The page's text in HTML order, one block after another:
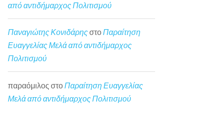
από αντιδήμαρχος Πολιτισμού
Παναγιώτης ΚονιδάρηςστοΠαραίτηση
Ευαγγελίας Μελά από αντιδήμαρχος
Πολιτισμού
παραόμιλος στο Παραίτηση Ευαγγελίας
Μελά από αντιδήμαρχος Πολιτισμού